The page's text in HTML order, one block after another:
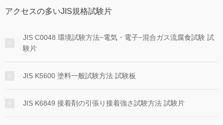
アクセスの多いJIS規格試験片
JIS C0048 環境試験方法−電気・電子−混合ガス流腐食試験 試
験片
JIS K5600 塗料一般試験方法 試験板
JIS K6849 接着剤の引張り接着強さ試験方法 試験片